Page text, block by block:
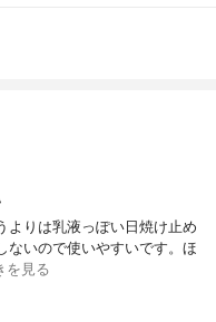
よりは乳液っぽい日焼け止め
ないので使いやすいです。ほ
を見る